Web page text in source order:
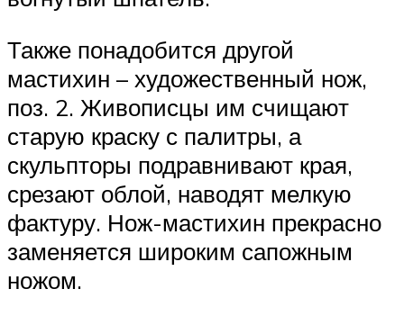
Также понадобится другой
мастихин – художественный нож,
поз. 2. Живописцы им счищают
старую краску с палитры, а
скульпторы подравнивают края,
срезают облой, наводят мелкую
фактуру. Нож-мастихин прекрасно
заменяется широким сапожным
ножом.